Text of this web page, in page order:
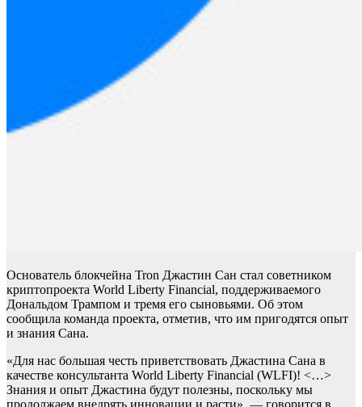
Основатель блокчейна Tron Джастин Сан стал советником
криптопроекта World Liberty Financial, поддерживаемого
Дональдом Трампом и тремя его сыновьями. Об этом
сообщила команда проекта, отметив, что им пригодятся опыт
и знания Сана.
«Для нас большая честь приветствовать Джастина Сана в
качестве консультанта World Liberty Financial (WLFI)! <…>
Знания и опыт Джастина будут полезны, поскольку мы